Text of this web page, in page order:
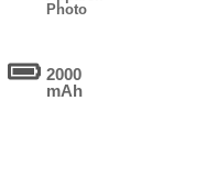
Photo
2000
mAh